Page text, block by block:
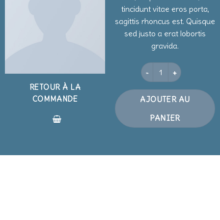
RETOUR À LA
COMMANDE
tincidunt vitae eros porta,
sagittis rhoncus est. Quisque
sed justo a erat lobortis
gravida.
quantité de SS Crew
AJOUTER AU
PANIER